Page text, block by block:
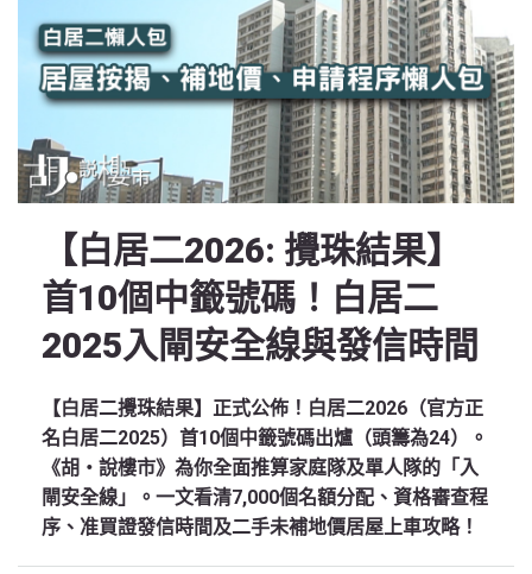
【白居二2026: 攪珠結果】
首10個中籤號碼！白居二
2025入閘安全線與發信時間
【白居二攪珠結果】正式公佈！白居二2026（官方正
名白居二2025）首10個中籤號碼出爐（頭籌為24）。
《胡‧說樓市》為你全面推算家庭隊及單人隊的「入
閘安全線」。一文看清7,000個名額分配、資格審查程
序、准買證發信時間及二手未補地價居屋上車攻略！